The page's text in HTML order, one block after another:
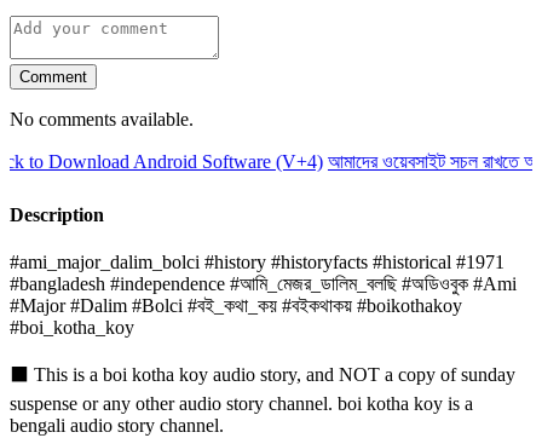
Comment
No comments available.
to Download Android Software (V+4) আমাদের ওয়েবসাইট সচল রাখতে
Description
#ami_major_dalim_bolci #history #historyfacts #historical #1971
#bangladesh #independence #আমি_মেজর_ডালিম_বলছি #অডিওবুক #Ami
#Major #Dalim #Bolci #বই_কথা_কয় #বইকথাকয় #boikothakoy
#boi_kotha_koy
⬛ This is a boi kotha koy audio story, and NOT a copy of sunday
suspense or any other audio story channel. boi kotha koy is a
bengali audio story channel.